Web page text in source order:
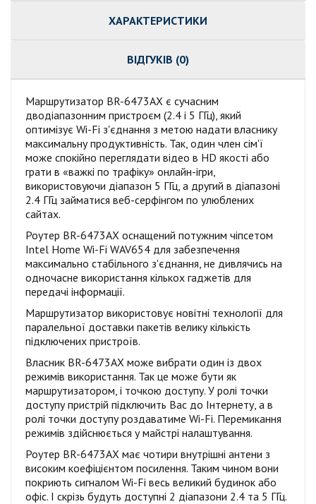
ХАРАКТЕРИСТИКИ
ВІДГУКІВ (0)
Маршрутизатор BR-6473AX є сучасним
дводіапазонним пристроєм (2.4 і 5 ГГц), який
оптимізує Wi-Fi з'єднання з метою надати власнику
максимальну продуктивність. Так, один член сім'ї
може спокійно переглядати відео в HD якості або
грати в «важкі по трафіку» онлайн-ігри,
використовуючи діапазон 5 ГГц, а другий в діапазоні
2.4 ГГц займатися веб-серфінгом по улюблених
сайтах.
Роутер BR-6473AX оснащений потужним чіпсетом
Intel Home Wi-Fi WAV654 для забезпечення
максимально стабільного з'єднання, не дивлячись на
одночасне використання кількох гаджетів для
передачі інформації.
Маршрутизатор використовує новітні технології для
паралельної доставки пакетів велику кількість
підключених пристроїв.
Власник BR-6473AX може вибрати один із двох
режимів використання. Так це може бути як
маршрутизатором, і точкою доступу. У ролі точки
доступу пристрій підключить Вас до Інтернету, а в
ролі точки доступу роздаватиме Wi-Fi. Перемикання
режимів здійснюється у майстрі налаштування.
Роутер BR-6473AX має чотири внутрішні антени з
високим коефіцієнтом посилення. Таким чином вони
покриють сигналом Wi-Fi весь великий будинок або
офіс. І скрізь будуть доступні 2 діапазони 2.4 та 5 ГГц.